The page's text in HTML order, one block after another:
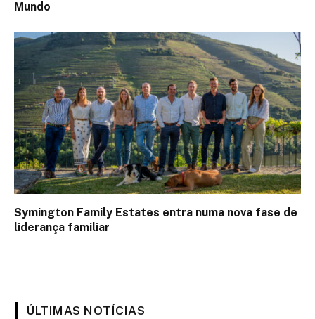
Mundo
Symington Family Estates entra numa nova fase de
liderança familiar
ÚLTIMAS NOTÍCIAS